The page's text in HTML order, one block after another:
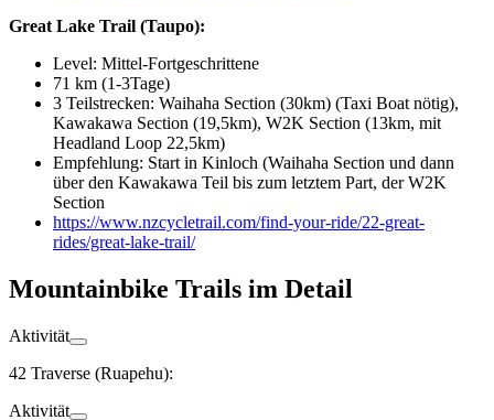
Great Lake Trail (Taupo):
Level: Mittel-Fortgeschrittene
71 km (1-3Tage)
3 Teilstrecken: Waihaha Section (30km) (Taxi Boat nötig),
Kawakawa Section (19,5km), W2K Section (13km, mit
Headland Loop 22,5km)
Empfehlung: Start in Kinloch (Waihaha Section und dann
über den Kawakawa Teil bis zum letztem Part, der W2K
Section
https://www.nzcycletrail.com/find-your-ride/22-great-
rides/great-lake-trail/
Mountainbike Trails im Detail
Aktivität
42 Traverse (Ruapehu):
Aktivität